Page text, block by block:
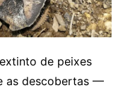
de peixes
as descobertas —